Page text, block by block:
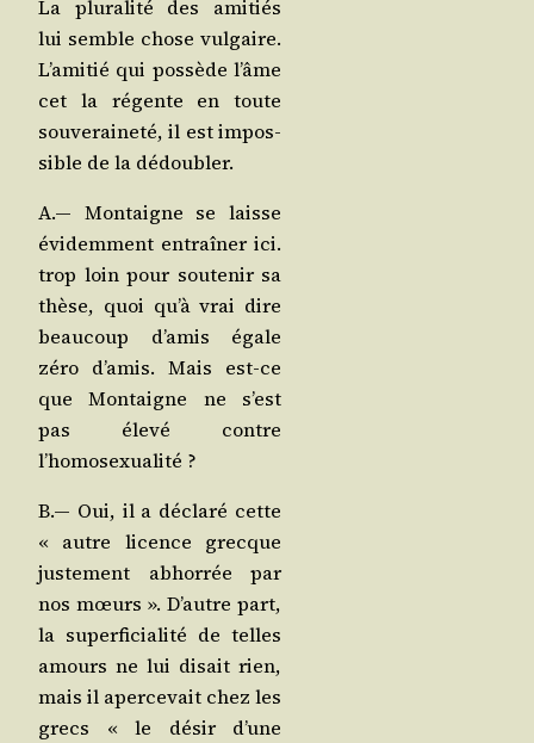
La plu­ra­li­té des ami­tiés
lui semble chose vul­gaire.
L’a­mi­tié qui pos­sède l’âme
cet la régente en toute
sou­ve­rai­ne­té, il est impos­
sible de la dédoubler.
A.— Mon­taigne se laisse
évi­dem­ment entraî­ner ici.
trop loin pour sou­te­nir sa
thèse, quoi qu’à vrai dire
beau­coup d’a­mis égale
zéro d’a­mis. Mais est-ce
que Mon­taigne ne s’est
pas éle­vé contre
l’homosexualité ?
B.— Oui, il a décla­ré cette
« autre licence grecque
jus­te­ment abhor­rée par
nos mœurs ». D’autre part,
la super­fi­cia­li­té de telles
amours ne lui disait rien,
mais il aper­ce­vait chez les
grecs « le désir d’une